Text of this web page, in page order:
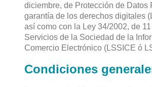
diciembre, de Protección de Datos
garantía de los derechos digitales
así como con la Ley 34/2002, de
Servicios de la Sociedad de la
Comercio Electrónico (LSSICE ó
Condiciones